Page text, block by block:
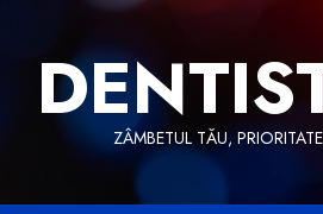
content
ZÂMBETUL TĂU,